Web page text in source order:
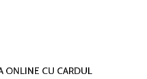
ONLINE CU CARDUL